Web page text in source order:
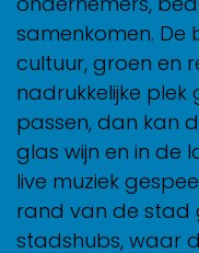
samenkomen.
cultuur, groen en
nadrukkelijke plek
passen, dan kan
glas wijn en in de
live muziek
rand van de stad
stadshubs, waar